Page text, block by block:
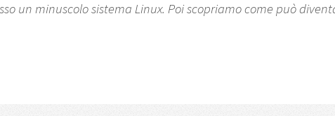
un minuscolo sistema Linux. Poi scopriamo come può